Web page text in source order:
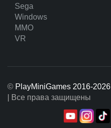
Sega
Windows
MMO
VR
© PlayMiniGames 2016-2026
| Все права защищены